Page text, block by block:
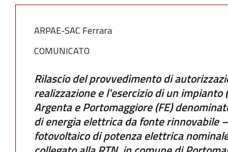
ARPAE-SAC Ferrara
COMUNICATO
Rilascio del provvedimento di
realizzazione e l'esercizio di un impianto
Argenta e Portomaggiore (FE)
di energia elettrica da fonte rinnovabile
fotovoltaico di potenza elettrica